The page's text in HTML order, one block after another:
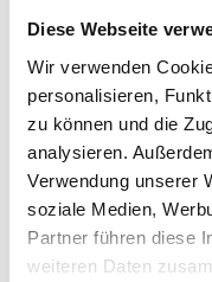
Diese Webseite
Wir verwenden
personalisieren,
zu können und die
analysieren.
Verwendung unserer
soziale Medien,
Partner führen diese
weiteren Daten
Baby Set Mini Meenzer